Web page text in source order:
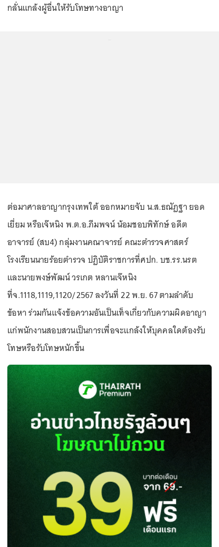
กลั่นแกล้งผู้อื่นให้รับโทษทางอาญา
ต่อมาศาลอาญากรุงเทพใต้ ออกหมายจับ น.ส.ธณัฏฐา ยอด
เยี่ยม หรือเจ๊หนิง พ.ต.อ.ภีมพจน์ น้อมชอบพิทักษ์ อดีต
อาจารย์ (สบ4) กลุ่มงานคณาจารย์ คณะตำรวจศาสตร์
โรงเรียนนายร้อยตำรวจ ปฏิบัติราชการที่ศปก. บช.รร.นรต
และนายพงษ์พัฒน์ วรเกต หลานเจ๊หนิง
ที่จ.1118,1119,1120/2567 ลงวันที่ 22 พ.ย. 67 ตามลำดับ
ข้อหา ร่วมกันแจ้งข้อความอันเป็นเท็จเกี่ยวกับความผิดอาญา
แก่พนักงานสอบสวนเป็นการเพื่อจะแกล้งให้บุคคลใดต้องรับ
โทษหรือรับโทษหนักขึ้น